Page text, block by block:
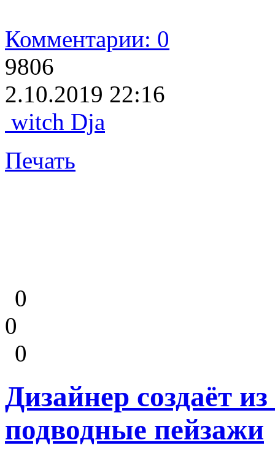
Комментарии: 0
9806
2.10.2019 22:16
witch Dja
Печать
0
0
0
Дизайнер создаёт
подводные пейзажи